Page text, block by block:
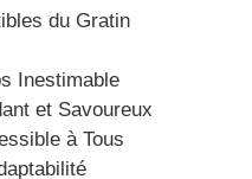
du Gratin
Inestimable
et Savoureux
à Tous